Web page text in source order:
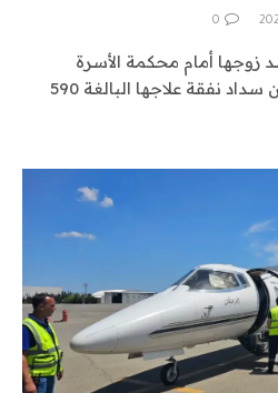
0
أمام محكمة الأسرة
بالقاهرة الجديدة، لتخلفه عن سداد نفقة علاجها البالغة 590